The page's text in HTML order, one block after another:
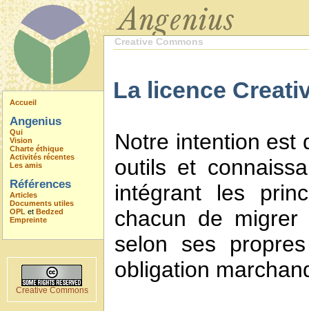
Accueil
Angenius
Qui
Vision
Charte éthique
Activités récentes
Les amis
Références
Articles
Documents utiles
OPL et Bedzed
Empreinte
Creative Commons
Creative Commons
La licence
Notre intention est
outils et
intégrant les
chacun de
selon ses
obligation